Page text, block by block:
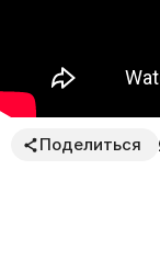
Поделиться